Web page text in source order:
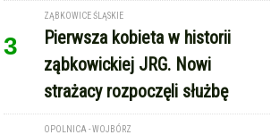
3
ZĄBKOWICE ŚLĄSKIE
Pierwsza kobieta w historii
ząbkowickiej JRG. Nowi
strażacy rozpoczęli służbę
OPOLNICA - WOJBÓRZ